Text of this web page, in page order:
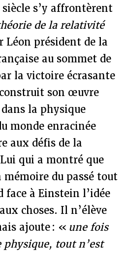
siècle s’y affrontèrent
de la relativité
Léon président de la
au sommet de
la victoire écrasante
son œuvre
la physique
monde enracinée
aux défis de la
qui a montré que
du passé tout
face à Einstein l’idée
choses. Il n’élève
ajoute : « une fois
tout n’est